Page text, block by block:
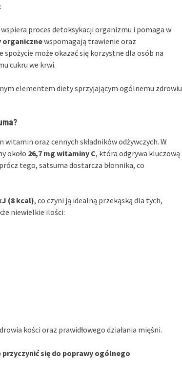
wspiera proces detoksykacji organizmu i pomaga w
organicznewspomagają trawienie oraz
może okazać się korzystne dla osób na
cukru we krwi.
elementem diety sprzyjającym ogólnemu zdrowiu
oraz cennych składników odżywczych. W
około 26,7 mg witaminy C, która odgrywa kluczową
tego, satsuma dostarcza błonnika, co
(8 kcal), co czyni ją idealną przekąską dla tych,
niewielkie ilości:
kości oraz prawidłowego działania mięśni.
się do poprawy ogólnego